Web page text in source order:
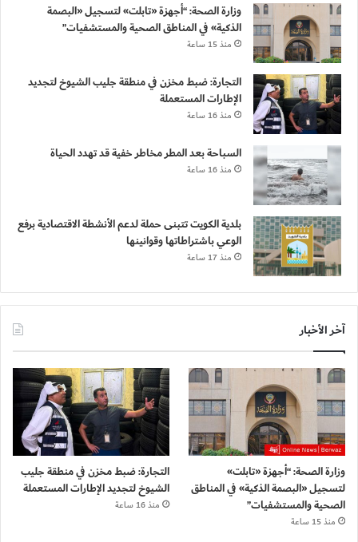
وزارة الصحة: “أجهزة «تابلت» لتسجيل «البصمة
الذكية» في المناطق الصحية والمستشفيات”
منذ 15 ساعة
التجارة: ضبط مخزن في منطقة جليب الشيوخ لتجديد
الإطارات المستعملة
منذ 16 ساعة
السباحة بعد المطر مخاطر خفية قد تهدد الحياة
منذ 16 ساعة
بلدية الكويت تتبنى حملة لدعم الأنشطة الاقتصادية برفع
الوعي باشتراطاتها وقوانينها
منذ 17 ساعة
آخر الأخبار
وزارة الصحة: “أجهزة «تابلت»
لتسجيل «البصمة الذكية» في المناطق
الصحية والمستشفيات”
منذ 15 ساعة
التجارة: ضبط مخزن في منطقة جليب
الشيوخ لتجديد الإطارات المستعملة
منذ 16 ساعة